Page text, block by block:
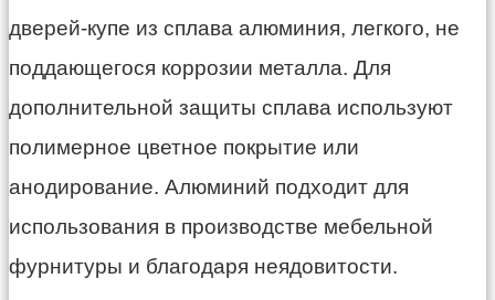
дверей-купе из сплава алюминия, легкого, не
поддающегося коррозии металла. Для
дополнительной защиты сплава используют
полимерное цветное покрытие или
анодирование. Алюминий подходит для
использования в производстве мебельной
фурнитуры и благодаря неядовитости.